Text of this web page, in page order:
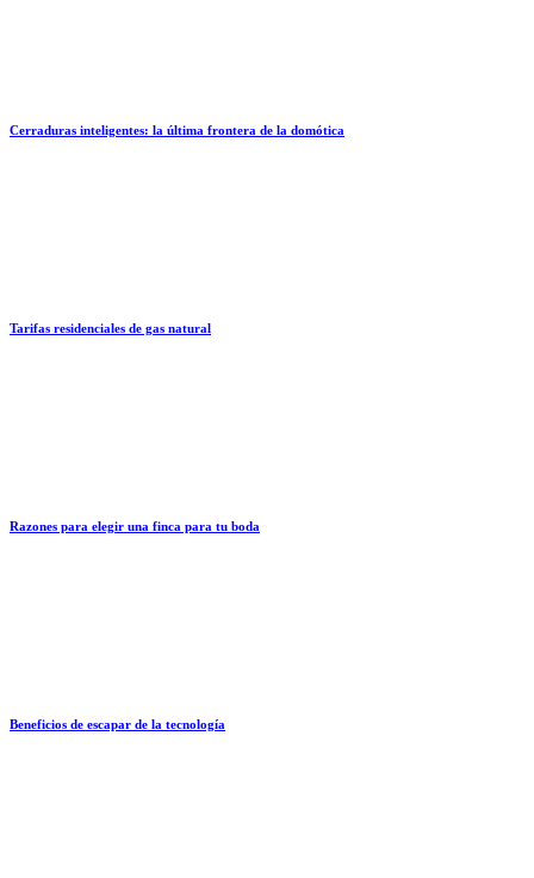
Cerraduras inteligentes: la última frontera de la domótica
Tarifas residenciales de gas natural
Razones para elegir una finca para tu boda
Beneficios de escapar de la tecnología